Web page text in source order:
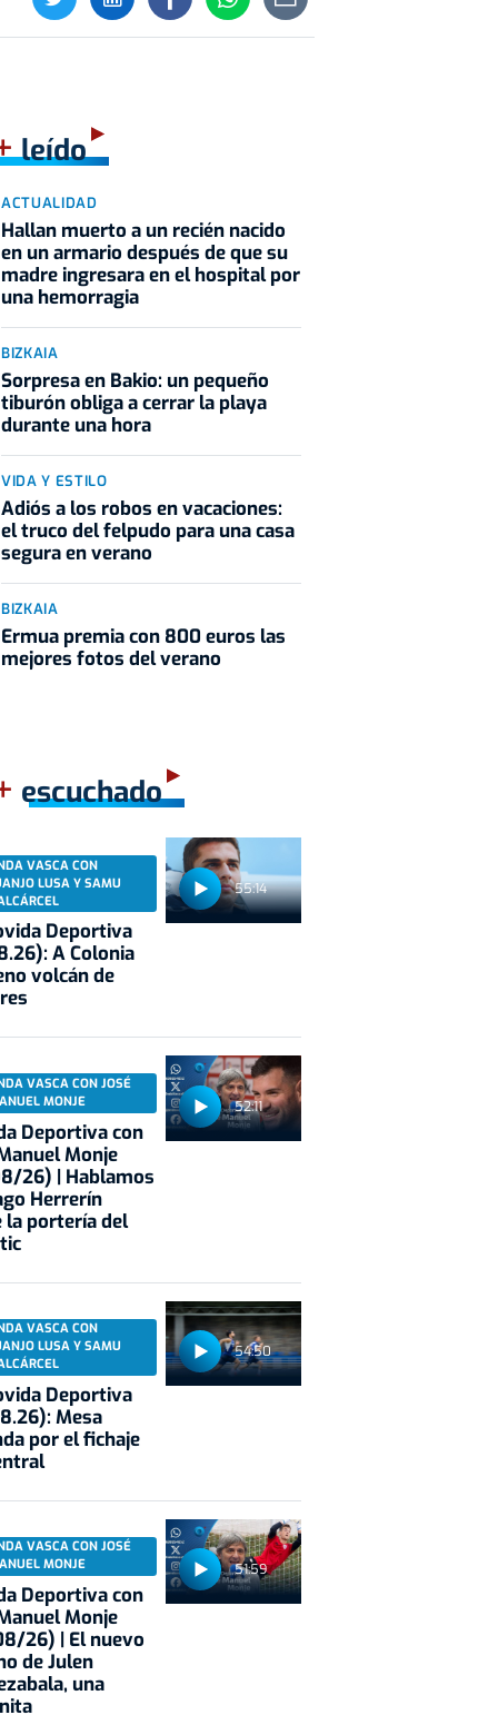
leído
ACTUALIDAD
Hallan muerto a un recién nacido
en un armario después de que su
madre ingresara en el hospital por
una hemorragia
BIZKAIA
Sorpresa en Bakio: un pequeño
tiburón obliga a cerrar la playa
durante una hora
VIDA Y ESTILO
Adiós a los robos en vacaciones:
el truco del felpudo para una casa
segura en verano
BIZKAIA
Ermua premia con 800 euros las
mejores fotos del verano
escuchado
55:14
VASCA CON
LUSA Y SAMU
Deportiva
A Colonia
volcán de
52:11
VASCA CON JOSÉ
MONJE
Deportiva con
Monje
26) | Hablamos
Herrerín
la portería del
54:50
VASCA CON
LUSA Y SAMU
Deportiva
Mesa
por el fichaje
51:59
VASCA CON JOSÉ
MONJE
Deportiva con
Monje
26) | El nuevo
de Julen
una